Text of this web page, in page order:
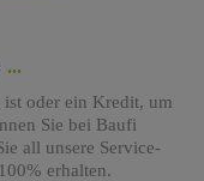
oder ein Kredit, um
Sie bei Baufi
all unsere Service-
erhalten.